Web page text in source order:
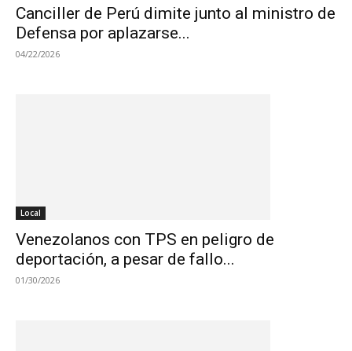
Canciller de Perú dimite junto al ministro de
Defensa por aplazarse...
04/22/2026
Local
Venezolanos con TPS en peligro de
deportación, a pesar de fallo...
01/30/2026